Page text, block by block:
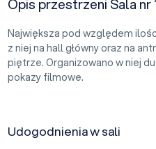
Opis przestrzeni Sala nr
Największa pod względem
z niej na hall główny oraz na
piętrze. Organizowano w niej
pokazy filmowe.
Udogodnienia w sali